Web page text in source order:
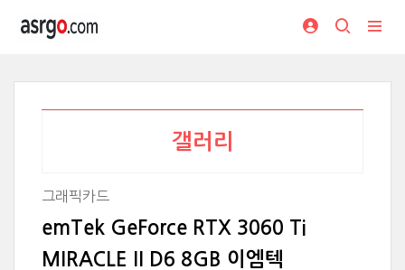
갤러리
그래픽카드
emTek GeForce RTX 3060 Ti
MIRACLE II D6 8GB 이엠텍